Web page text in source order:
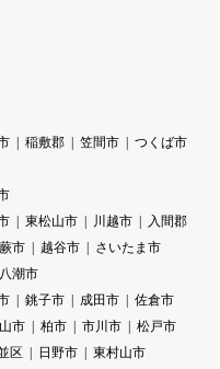
稲敷郡 笠間市
つくば市
東松山市 川越市
入間郡
蕨市 越谷市
さいたま市
八潮市
銚子市 成田市
佐倉市
市 柏市 市川市
松戸市
区 日野市
東村山市